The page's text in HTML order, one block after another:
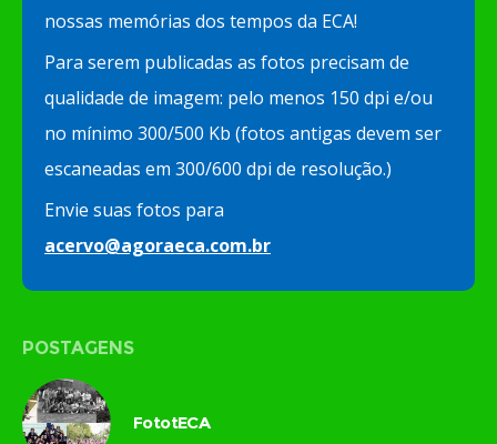
nossas memórias dos tempos da ECA!
Para serem publicadas as fotos precisam de
qualidade de imagem: pelo menos 150 dpi e/ou
no mínimo 300/500 Kb (fotos antigas devem ser
escaneadas em 300/600 dpi de resolução.)
Envie suas fotos para
acervo@agoraeca.com.br
POSTAGENS
FototECA